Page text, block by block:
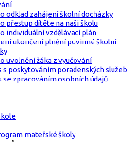
odklad zahájení školní docházky
přestup dítěte na naši školu
individuální vzdělávací plán
ukončení plnění povinné školní
uvolnění žáka z vyučování
s poskytováním poradenských služeb
se zpracováním osobních údajů
mateřské školy